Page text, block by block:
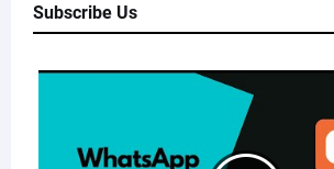
Subscribe Us